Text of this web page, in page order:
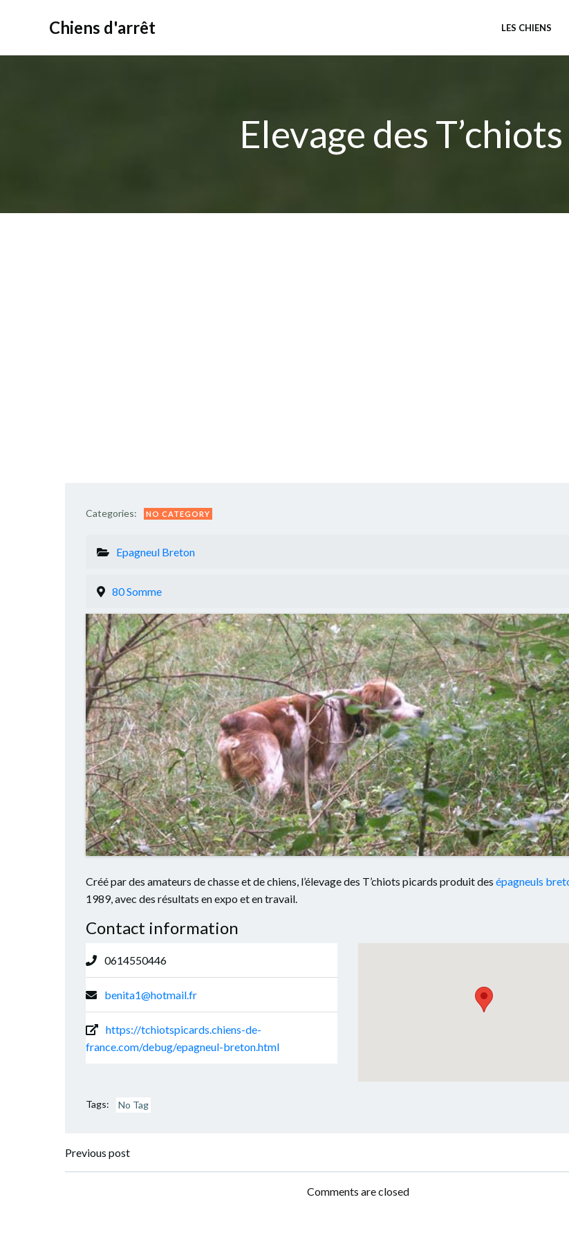
Chiens d'arrêt LES CHIENS
Elevage des
Categories: NO CATEGORY
Epagneul Breton
80 Somme
Créé par des amateurs de chasse et de chiens, l’élevage des T’chiots picards produit des épagneuls
1989, avec des résultats en expo et en travail.
Contact information
0614550446
benita1@hotmail.fr
https://tchiotspicards.chiens-de-
france.com/debug/epagneul-breton.html
Tags: No Tag
Navigation
Previous post
de
Comments are closed